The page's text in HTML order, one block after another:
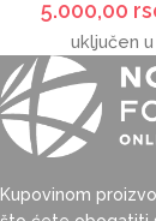
5.000,00
uključen
Kupovinom